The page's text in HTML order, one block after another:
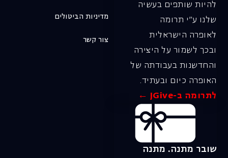
להיות שותפים בעשיה
שלנו ע"י תרומה
לאופרה הישראלית
ובכך לשמור על היצירה
והחדשנות בעבודתה של
האופרה כיום ובעתיד.
לתרומה ב-JGive ←
שובר מתנה. מתנה
מדיניות הביטולים
צור קשר